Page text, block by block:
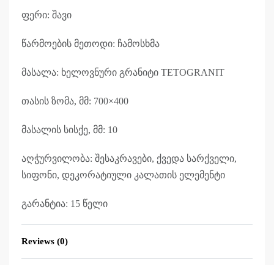
ფერი: შავი
წარმოების მეთოდი: ჩამოსხმა
მასალა: ხელოვნური გრანიტი TETOGRANIT
თასის ზომა, მმ: 700×400
მასალის სისქე, მმ: 10
აღჭურვილობა: შესაკრავები, ქვედა სარქველი,
სიფონი, დეკორატიული კალათის ელემენტი
გარანტია: 15 წელი
Reviews (0)